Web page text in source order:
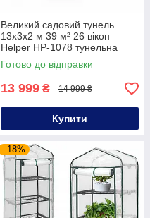
Великий садовий тунель
13х3х2 м 39 м² 26 вікон
Helper HP-1078 тунельна
промислова теплиця
Готово до відправки
13 999 ₴ 14 999 ₴
Купити
–18%